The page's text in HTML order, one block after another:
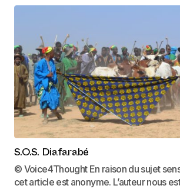
S.O.S. Diafarabé
© Voice4Thought En raison du sujet
cet article est anonyme. L’auteur nous